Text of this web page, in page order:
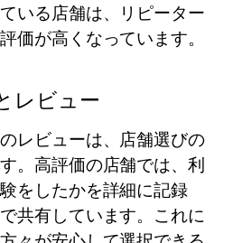
いる店舗は、リピーター
価が高くなっています。
レビュー
レビューは、店舗選びの
。高評価の店舗では、利
をしたかを詳細に記録
共有しています。これに